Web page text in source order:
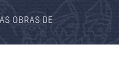
OBRAS DE